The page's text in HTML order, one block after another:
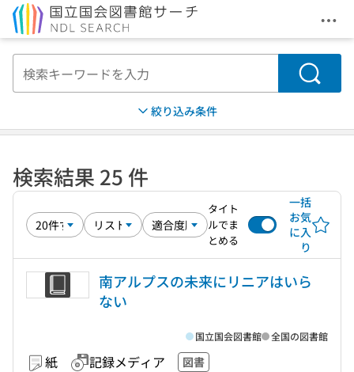
メ
検索
絞り込み条件
検索結果 25 件
タイト
ルでま
とめる
一括
お気
に入
り
南アルプスの未来にリニアはいら
ない
紙 記録メディア
図書
国立国会図書館 全国の図書館